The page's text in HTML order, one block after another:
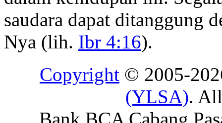
saudara dapat ditanggung
Nya (lih. Ibr 4:16).
Copyright © 2005-
(YLSA).
Bank BCA Cabang